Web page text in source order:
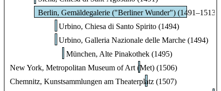
Berlin, Gemäldegalerie ("Berliner Wunder") (1491–1513)
Urbino, Chiesa di Santo Spirito (1494)
Urbino, Galleria Nazionale delle Marche (1494)
München, Alte Pinakothek (1495)
New York, Metropolitan Museum of Art (Met) (1506)
Chemnitz, Kunstsammlungen am Theaterplatz (1507)